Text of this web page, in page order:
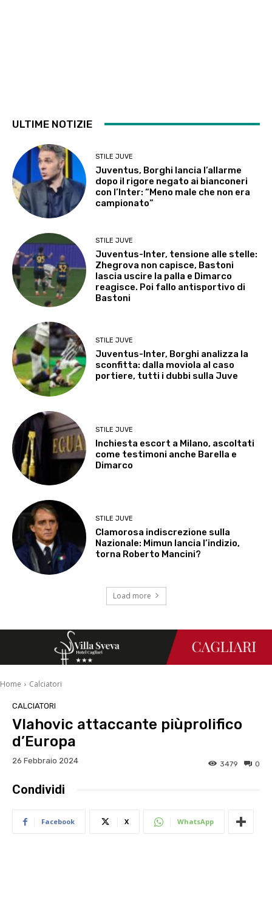
ULTIME NOTIZIE
STILE JUVE
Juventus, Borghi lancia l’allarme
dopo il rigore negato ai bianconeri
con l’Inter: “Meno male che non era
campionato”
STILE JUVE
Juventus-Inter, tensione alle stelle:
Zhegrova non capisce, Bastoni
lascia uscire la palla e Dimarco
reagisce. Poi fallo antisportivo di
Bastoni
STILE JUVE
Juventus-Inter, Borghi analizza la
sconfitta: dalla moviola al caso
portiere, tutti i dubbi sulla Juve
STILE JUVE
Inchiesta escort a Milano, ascoltati
come testimoni anche Barella e
Dimarco
STILE JUVE
Clamorosa indiscrezione sulla
Nazionale: Mimun lancia l’indizio,
torna Roberto Mancini?
Load more